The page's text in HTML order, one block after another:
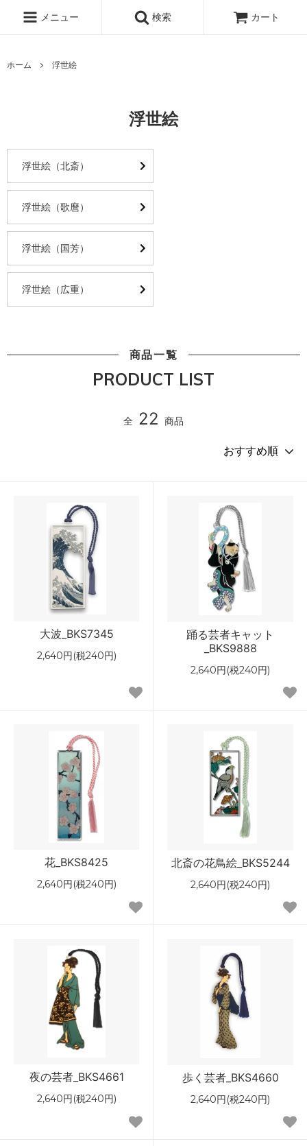
メニュー 検索 カート
ホーム 浮世絵
浮世絵
浮世絵（北斎）
浮世絵（歌麿）
浮世絵（国芳）
浮世絵（広重）
商品一覧
PRODUCT LIST
全 22 商品
大波_BKS7345
2,640円(税240円)
踊る芸者キャット
_BKS9888
2,640円(税240円)
花_BKS8425
2,640円(税240円)
北斎の花鳥絵_BKS5244
2,640円(税240円)
夜の芸者_BKS4661
2,640円(税240円)
歩く芸者_BKS4660
2,640円(税240円)